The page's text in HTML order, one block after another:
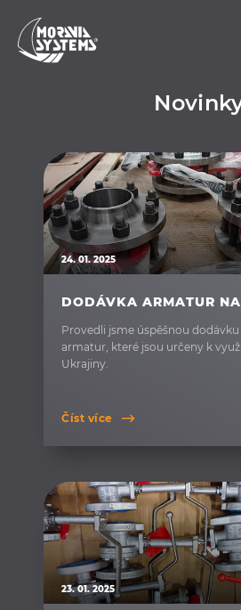
24. 01. 2025
DODÁVKA ARMATUR
Provedli jsme úspěšnou
armatur, které jsou určeny k
Ukrajiny.
Číst více
23. 01. 2025